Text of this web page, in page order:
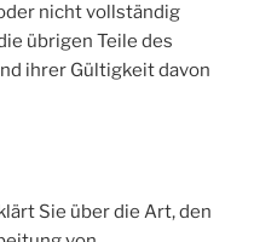
nicht vollständig
übrigen Teile des
ihrer Gültigkeit davon
Sie über die Art, den